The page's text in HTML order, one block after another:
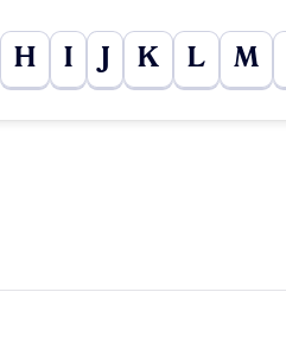
H I J K L M